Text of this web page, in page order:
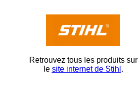
Retrouvez tous les produits sur
le site internet de Stihl .